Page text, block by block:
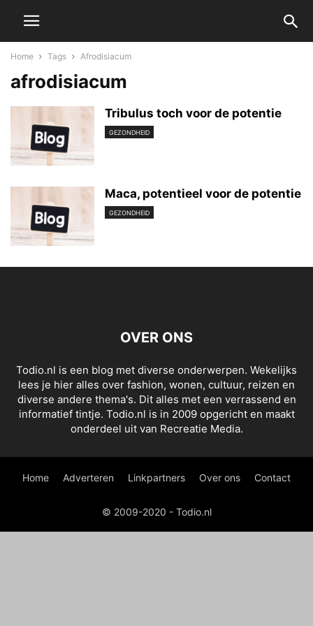
Home Tags Afrodisiacum
afrodisiacum
Tribulus toch voor de potentie
GEZONDHEID
Maca, potentieel voor de potentie
GEZONDHEID
OVER ONS
Todio.nl is een blog met diverse onderwerpen. Wekelijks
lees je hier alles over fashion, wonen, cultuur, reizen en
diverse andere thema's. Dit alles met een verrassend en
informatief tintje. Todio.nl is in 2009 opgericht en maakt
onderdeel uit van Recreatie Media.
Home Adverteren Linkpartners Over ons Contact
© 2009-2020 - Todio.nl